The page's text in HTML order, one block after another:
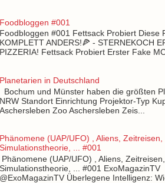
Foodbloggen #001
Foodbloggen #001 Fettsack Probiert Diese
KOMPLETT ANDERS!🍕 - STERNEKOCH
PIZZERIA! Fettsack Probiert Erster Fake
Planetarien in Deutschland
Bochum und Münster haben die größten
NRW Standort Einrichtung Projektor-Typ
Aschersleben Zoo Aschersleben Zeis...
Phänomene (UAP/UFO) , Aliens, Zeitreisen,
Simulationstheorie, ... #001
Phänomene (UAP/UFO) , Aliens, Zeitreisen,
Simulationstheorie, ... #001 ExoMagazinTV
@ExoMagazinTV Überlegene Intelligenz: